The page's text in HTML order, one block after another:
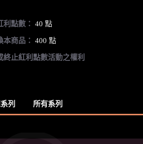
點數： 40 點
商品： 400 點
止紅利點數活動之權利
列 所有系列